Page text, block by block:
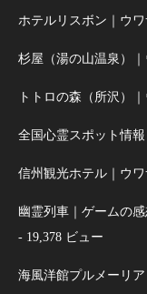
ホテルリスボン｜ウ
杉屋（湯の山温泉）
トトロの森（所沢）
全国心霊スポット情報
信州観光ホテル｜ウ
幽霊列車｜ゲームの
- 19,378 ビュー
海風洋館プルメーリ